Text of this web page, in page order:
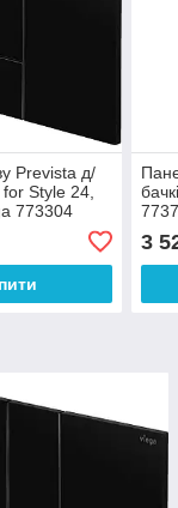
Prevista д/
for Style 24,
773304
3